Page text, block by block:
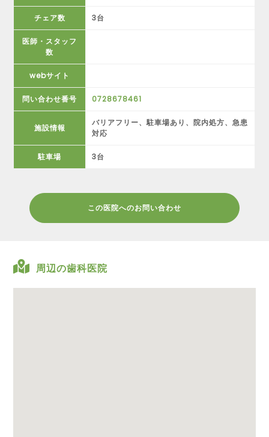
チェア数 3台
医師・スタッフ
数
webサイト
問い合わせ番号 0728678461
施設情報
バリアフリー、駐車場あり、院内処方、急患
対応
駐車場 3台
この医院へのお問い合わせ
周辺の歯科医院